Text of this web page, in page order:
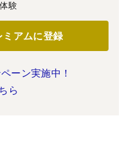
験
ミアムに登録
ーン実施中！
ら